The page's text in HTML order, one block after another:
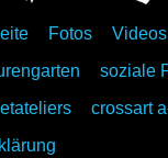
Fotos
Videos
soziale
crossart